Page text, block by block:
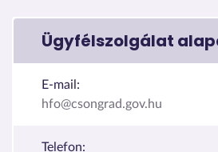
Ügyfélszolgálat
E-mail:
hfo@csongrad.gov.hu
Telefon: